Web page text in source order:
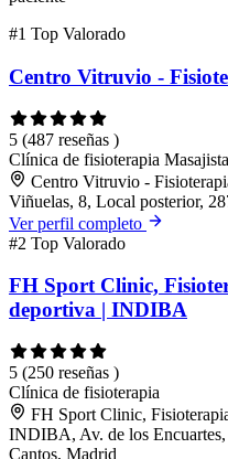
#1 Top Valorado
Centro Vitruvio -
5 (487 reseñas )
Clínica de fisioterapia Masajista
Centro Vitruvio -
Viñuelas, 8, Local posterior,
Ver perfil completo
#2 Top Valorado
FH Sport Clinic,
deportiva | INDIBA
5 (250 reseñas )
Clínica de fisioterapia
FH Sport Clinic,
INDIBA, Av. de los
Cantos, Madrid